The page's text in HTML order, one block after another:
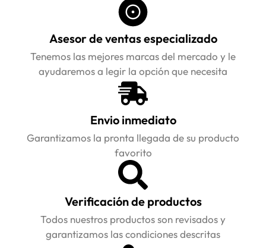
Asesor de ventas especializado
Tenemos las mejores marcas del mercado y le
ayudaremos a legir la opción que necesita
Envio inmediato
Garantizamos la pronta llegada de su producto
favorito
Verificación de productos
Todos nuestros productos son revisados y
garantizamos las condiciones descritas